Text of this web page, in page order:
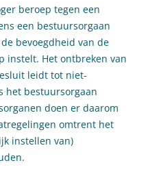
beroep tegen een
een bestuursorgaan
bevoegdheid van de
instelt. Het ontbreken van
leidt tot niet-
het bestuursorgaan
doen er daarom
omtrent het
instellen van)